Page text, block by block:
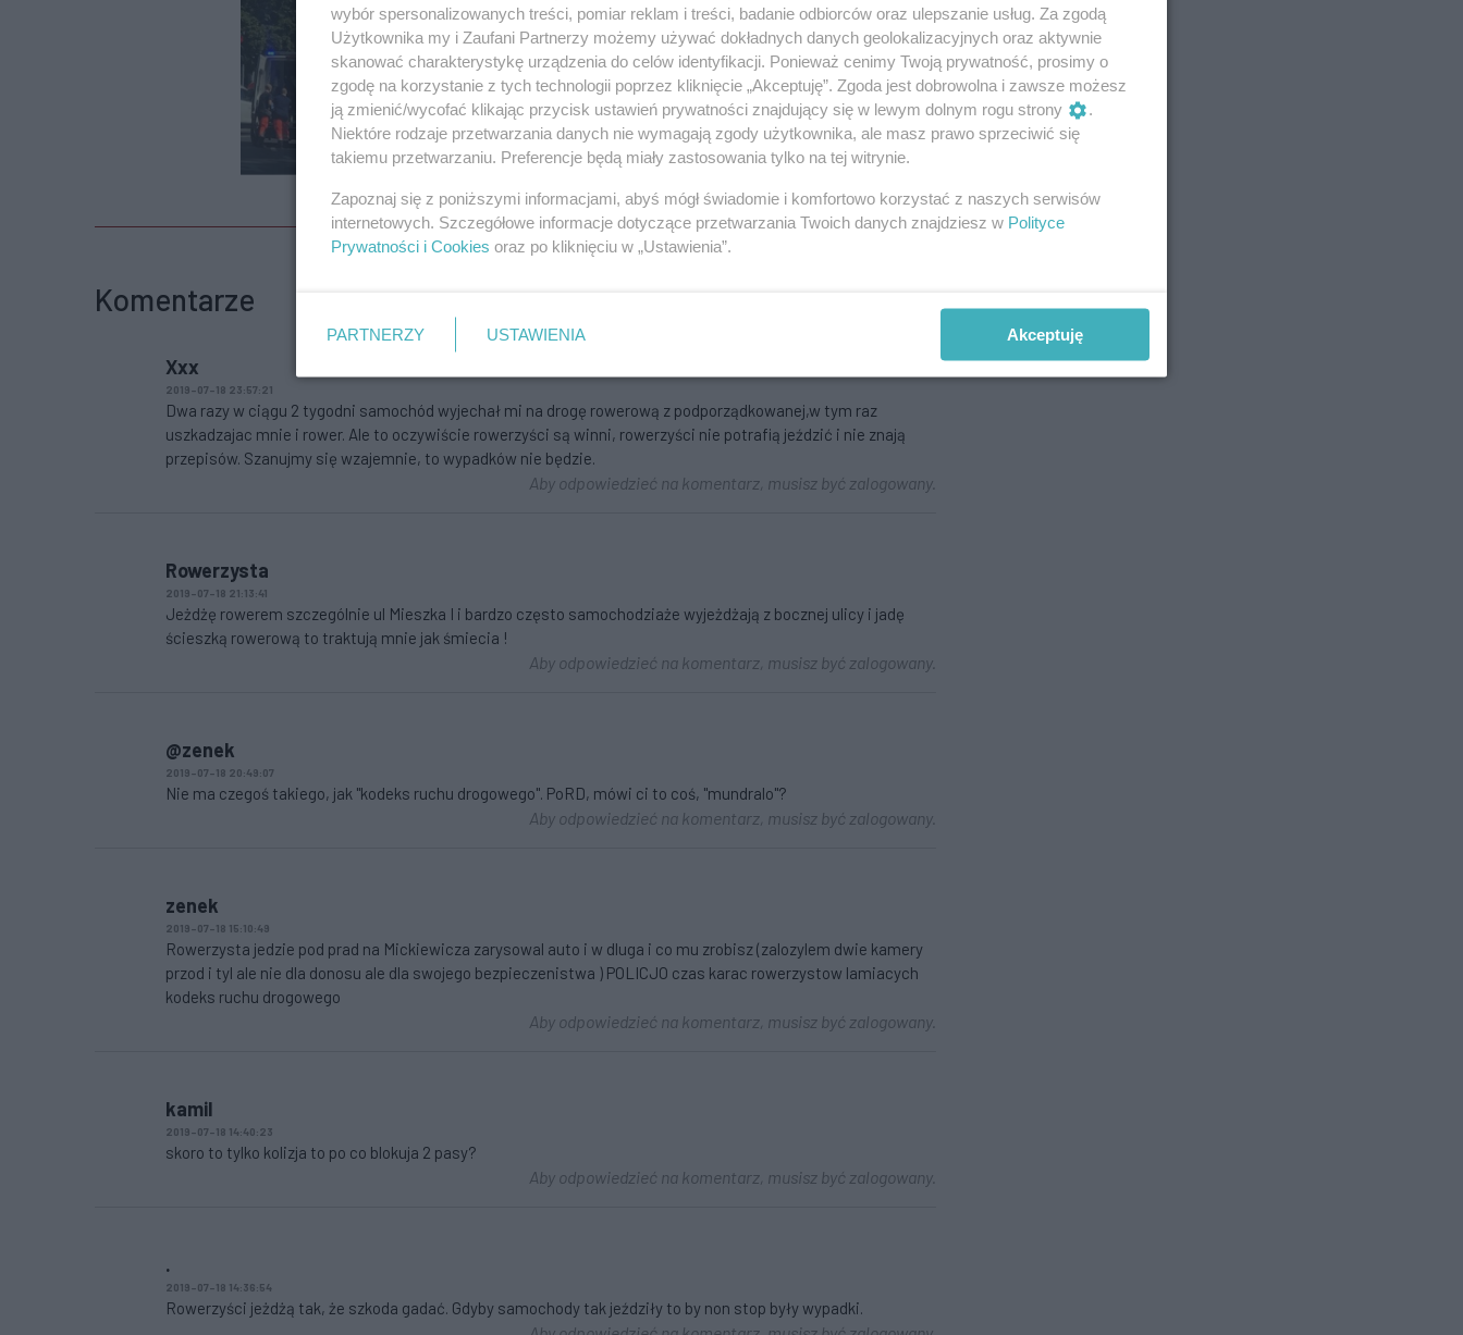
Komentarze
Xxx
2019-07-18 23:57:21
Dwa razy w ciągu 2 tygodni samochód wyjechał mi na drogę rowerową z podporządkowanej,w tym raz
uszkadzajac mnie i rower. Ale to oczywiście rowerzyści są winni, rowerzyści nie potrafią jeździć i nie znają
przepisów. Szanujmy się wzajemnie, to wypadków nie będzie.
Aby odpowiedzieć na komentarz, musisz być zalogowany.
Rowerzysta
2019-07-18 21:13:41
Jeżdżę rowerem szczególnie ul Mieszka I i bardzo często samochodziaże wyjeżdżają z bocznej ulicy i jadę
ścieszką rowerową to traktują mnie jak śmiecia !
Aby odpowiedzieć na komentarz, musisz być zalogowany.
@zenek
2019-07-18 20:49:07
Nie ma czegoś takiego, jak "kodeks ruchu drogowego". PoRD, mówi ci to coś, "mundralo"?
Aby odpowiedzieć na komentarz, musisz być zalogowany.
zenek
2019-07-18 15:10:49
Rowerzysta jedzie pod prad na Mickiewicza zarysowal auto i w dluga i co mu zrobisz (zalozylem dwie kamery
przod i tyl ale nie dla donosu ale dla swojego bezpieczenistwa ) POLICJO czas karac rowerzystow lamiacych
kodeks ruchu drogowego
Aby odpowiedzieć na komentarz, musisz być zalogowany.
kamil
2019-07-18 14:40:23
skoro to tylko kolizja to po co blokuja 2 pasy?
Aby odpowiedzieć na komentarz, musisz być zalogowany.
.
2019-07-18 14:36:54
Rowerzyści jeżdżą tak, że szkoda gadać. Gdyby samochody tak jeździły to by non stop były wypadki.
wybór spersonalizowanych treści, pomiar reklam i treści, badanie odbiorców oraz ulepszanie usług. Za zgodą
Użytkownika my i Zaufani Partnerzy możemy używać dokładnych danych geolokalizacyjnych oraz aktywnie
skanować charakterystykę urządzenia do celów identyfikacji. Ponieważ cenimy Twoją prywatność, prosimy o
zgodę na korzystanie z tych technologii poprzez kliknięcie „Akceptuję”. Zgoda jest dobrowolna i zawsze możesz
ją zmienić/wycofać klikając przycisk ustawień prywatności znajdujący się w lewym dolnym rogu strony
Niektóre rodzaje przetwarzania danych nie wymagają zgody użytkownika, ale masz prawo sprzeciwić się
takiemu przetwarzaniu. Preferencje będą miały zastosowania tylko na tej witrynie.
Zapoznaj się z poniższymi informacjami, abyś mógł świadomie i komfortowo korzystać z naszych serwisów
internetowych. Szczegółowe informacje dotyczące przetwarzania Twoich danych znajdziesz w Polityce
Prywatności i Cookies oraz po kliknięciu w „Ustawienia”.
PARTNERZY USTAWIENIA Akceptuję